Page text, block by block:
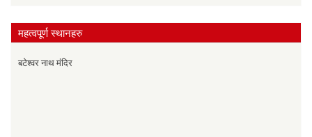
महत्वपूर्ण स्थानहरु
बटेश्वर नाथ मंदिर